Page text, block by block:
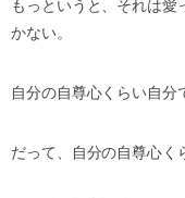
もっというと、それは愛
かない。
自分の自尊心くらい自分
だって、自分の自尊心く